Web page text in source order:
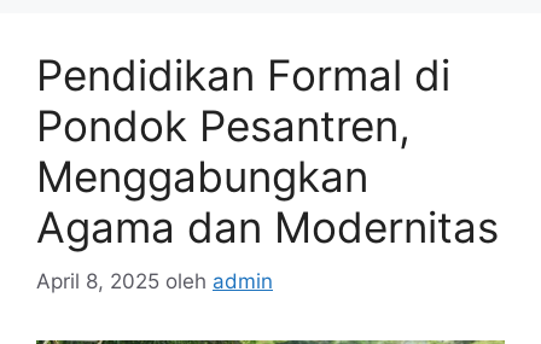
Pendidikan Formal di
Pondok Pesantren,
Menggabungkan
Agama dan Modernitas
April 8, 2025 oleh admin